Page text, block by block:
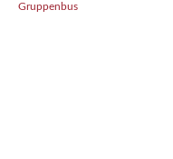
Gruppenbus